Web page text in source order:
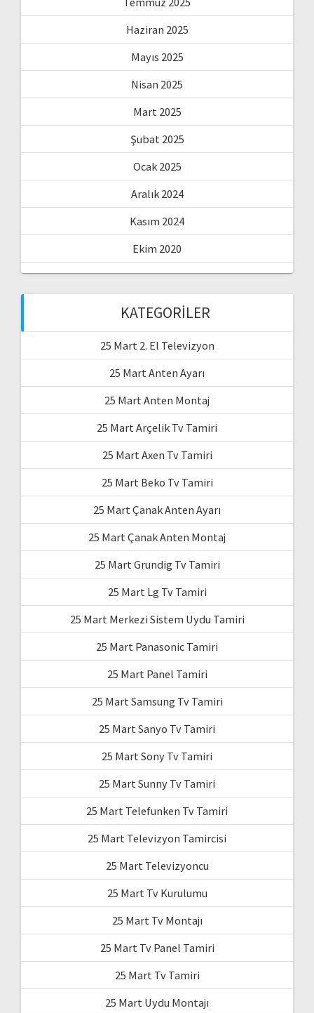
Haziran 2025
Mayıs 2025
Nisan 2025
Mart 2025
Şubat 2025
Ocak 2025
Aralık 2024
Kasım 2024
Ekim 2020
KATEGORILER
25 Mart 2. El Televizyon
25 Mart Anten Ayarı
25 Mart Anten Montaj
25 Mart Arçelik Tv Tamiri
25 Mart Axen Tv Tamiri
25 Mart Beko Tv Tamiri
25 Mart Çanak Anten Ayarı
25 Mart Çanak Anten Montaj
25 Mart Grundig Tv Tamiri
25 Mart Lg Tv Tamiri
25 Mart Merkezi Sistem Uydu Tamiri
25 Mart Panasonic Tamiri
25 Mart Panel Tamiri
25 Mart Samsung Tv Tamiri
25 Mart Sanyo Tv Tamiri
25 Mart Sony Tv Tamiri
25 Mart Sunny Tv Tamiri
25 Mart Telefunken Tv Tamiri
25 Mart Televizyon Tamircisi
25 Mart Televizyoncu
25 Mart Tv Kurulumu
25 Mart Tv Montajı
25 Mart Tv Panel Tamiri
25 Mart Tv Tamiri
25 Mart Uydu Montajı